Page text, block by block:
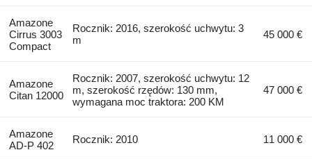
Amazone
Cirrus 3003
Compact
Rocznik: 2016, szerokość uchwytu: 3
m
45 000 €
Amazone
Citan 12000
Rocznik: 2007, szerokość uchwytu: 12
m, szerokość rzędów: 130 mm,
wymagana moc traktora: 200 KM
47 000 €
Amazone
AD-P 402
Rocznik: 2010 11 000 €